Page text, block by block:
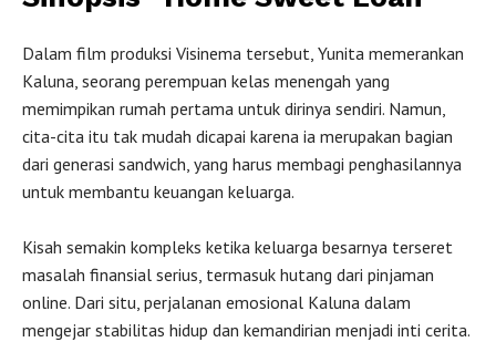
Dalam film produksi Visinema tersebut, Yunita memerankan
Kaluna, seorang perempuan kelas menengah yang
memimpikan rumah pertama untuk dirinya sendiri. Namun,
cita-cita itu tak mudah dicapai karena ia merupakan bagian
dari generasi sandwich, yang harus membagi penghasilannya
untuk membantu keuangan keluarga.
Kisah semakin kompleks ketika keluarga besarnya terseret
masalah finansial serius, termasuk hutang dari pinjaman
online. Dari situ, perjalanan emosional Kaluna dalam
mengejar stabilitas hidup dan kemandirian menjadi inti cerita.